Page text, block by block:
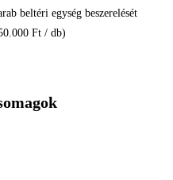
beltéri egység beszerelését
Ft / db)